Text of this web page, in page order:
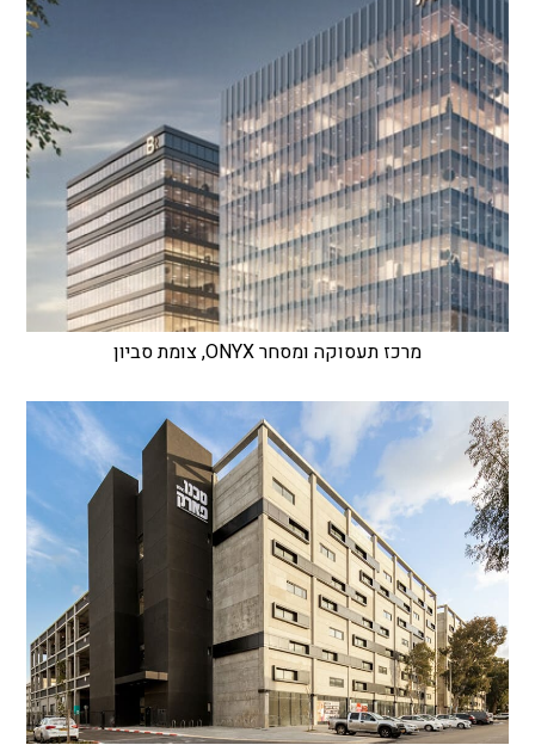
מרכז תעסוקה ומסחר ONYX, צומת סביון